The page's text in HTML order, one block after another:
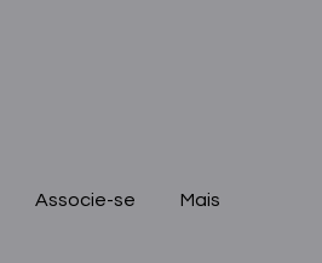
Associe-se Mais